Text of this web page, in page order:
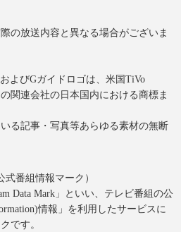
の放送内容と異なる場合がございま
よびGガイドロゴは、米国TiVo
関連会社の日本国内における商標ま
る記事・写真等あらゆる素材の無断
式番組情報マーク）
Data Mark」といい、テレビ番組の公
情報」を利用したサービスに
です。